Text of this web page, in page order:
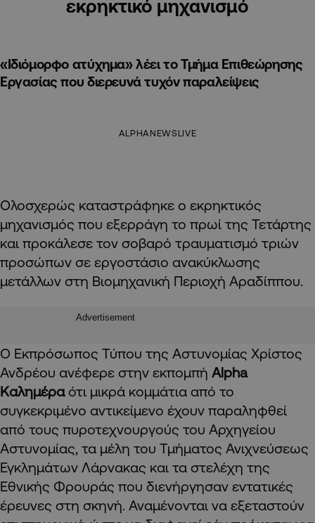
εκρηκτικό μηχανισμό
«Ιδιόμορφο ατύχημα» λέει το Τμήμα Επιθεώρησης
Εργασίας που διερευνά τυχόν παραλείψεις
ALPHANEWSLIVE
Ολοσχερώς καταστράφηκε ο εκρηκτικός
μηχανισμός που εξερράγη το πρωί της Τετάρτης
και προκάλεσε τον σοβαρό τραυματισμό τριών
προσώπων σε εργοστάσιο ανακύκλωσης
μετάλλων στη Βιομηχανική Περιοχή Αραδίππου.
Advertisement
Ο Εκπρόσωπος Τύπου της Αστυνομίας Χρίστος
Ανδρέου ανέφερε στην εκπομπή Alpha
Kαλημέραότι μικρά κομμάτια από το
συγκεκριμένο αντικείμενο έχουν παραληφθεί
από τους πυροτεχνουργούς του Αρχηγείου
Αστυνομίας, τα μέλη του Τμήματος Ανιχνεύσεως
Εγκλημάτων Λάρνακας και τα στελέχη της
Εθνικής Φρουράς που διενήργησαν εντατικές
έρευνες στη σκηνή. Αναμένονται να εξεταστούν